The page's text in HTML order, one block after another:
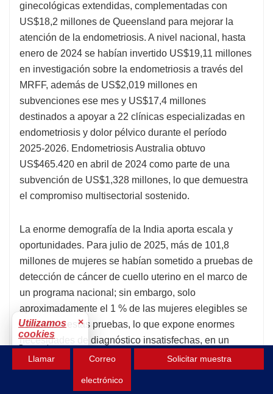
ginecológicas extendidas, complementadas con
US$18,2 millones de Queensland para mejorar la
atención de la endometriosis. A nivel nacional, hasta
enero de 2024 se habían invertido US$19,11 millones
en investigación sobre la endometriosis a través del
MRFF, además de US$2,019 millones en
subvenciones ese mes y US$17,4 millones
destinados a apoyar a 22 clínicas especializadas en
endometriosis y dolor pélvico durante el período
2025-2026. Endometriosis Australia obtuvo
US$465.420 en abril de 2024 como parte de una
subvención de US$1,328 millones, lo que demuestra
el compromiso multisectorial sostenido.
La enorme demografía de la India aporta escala y
oportunidades. Para julio de 2025, más de 101,8
millones de mujeres se habían sometido a pruebas de
detección de cáncer de cuello uterino en el marco de
un programa nacional; sin embargo, solo
aproximadamente el 1 % de las mujeres elegibles se
someten a estas pruebas, lo que expone enormes
necesidades de diagnóstico insatisfechas, en un
contexto de aproximadamente 340 000 nuevos casos
de cáncer de cuello uterino en 2023. Estos volúmenes
Llamar Correo
electrónico
Solicitar muestra
Utilizamos
cookies
×
Para mejorar tu
experiencia.